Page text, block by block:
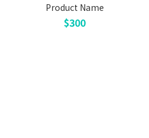
Product Name
$300